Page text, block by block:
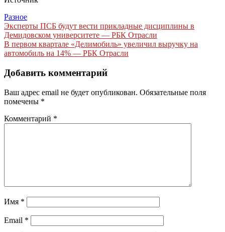
Разное
Навигация
по
записям
Эксперты ПСБ будут вести прикладные дисциплины в
Демидовском университете — РБК Отрасли
В первом квартале «Делимобиль» увеличил выручку на
автомобиль на 14% — РБК Отрасли
Добавить комментарий
Ваш адрес email не будет опубликован. Обязательные поля
помечены *
Комментарий *
Имя *
Email *